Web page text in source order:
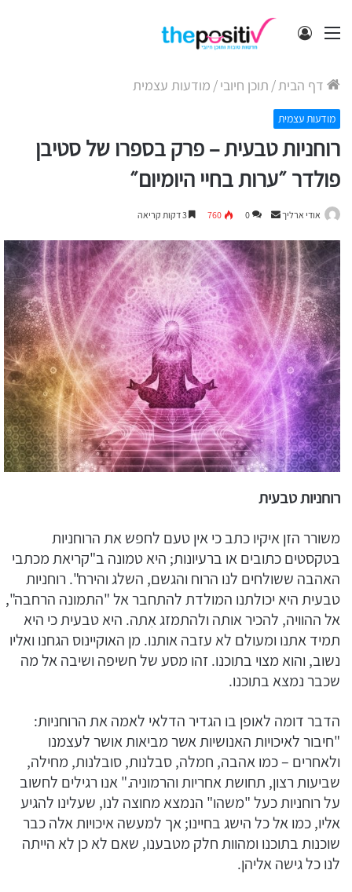
תפריט התחבר
דף הבית/ תוכן חיובי/ מודעות עצמית
מודעות עצמית
רוחניות טבעית – פרק בספרו של סטיבן
פולדר ״ערות בחיי היומיום״
אודי ארליך
Send
email
0
760
רוחניות טבעית
משורר הזן איקיו כתב כי אין טעם לחפש את הרוחניות
בטקסטים כתובים או ברעיונות; היא טמונה ב"קריאת מכתבי
האהבה ששולחים לנו הרוח והגשם, השלג והירח". רוחניות
טבעית היא יכולתנו המולדת להתחבר אל "התמונה הרחבה",
אל ההוויה, להכיר אותה ולהתמזג אִתה. היא טבעית כי היא
תמיד אתנו ומעולם לא עזבה אותנו. מן האוקיינוס הגחנו ואליו
נשוב, והוא מצוי בתוכנו. זהו מסע של חשיפה ושיבה אל מה
שכבר נמצא בתוכנו.
הדבר דומה לאופן בו הגדיר הדלאי לאמה את הרוחניות:
"חיבור לאיכויות האנושיות אשר מביאות אושר לעצמנו
ולאחרים – כמו אהבה, חמלה, סבלנות, סובלנות, מחילה,
שביעות רצון, תחושת אחריות והרמוניה." אנו רגילים לחשוב
על רוחניות כעל "משהו" הנמצא מחוצה לנו, שעלינו להגיע
אליו, כמו אל כל הישג בחיינו; אך למעשה איכויות אלה כבר
שוכנות בתוכנו ומהוות חלק מטבענו, שאם לא כן לא הייתה
לנו כל גישה אליהן.